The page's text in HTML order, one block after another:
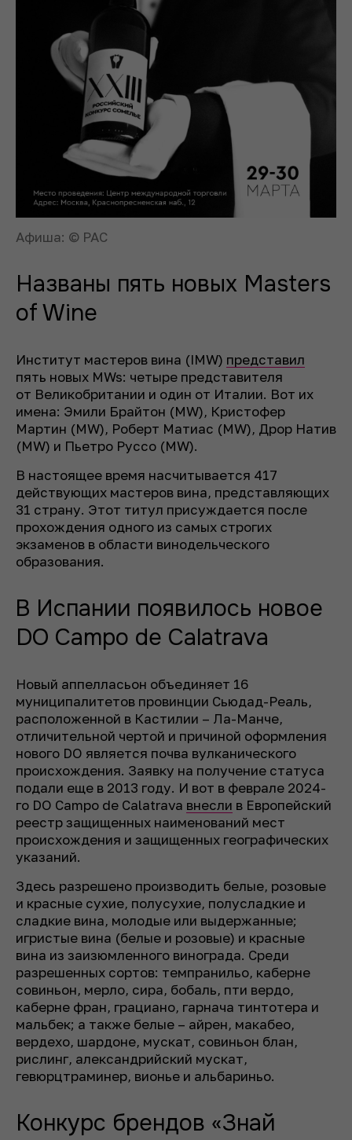
Афиша: © РАС
Названы пять новых Masters
of Wine
Институт мастеров вина (IMW) представил
пять новых MWs: четыре представителя
от Великобритании и один от Италии. Вот их
имена: Эмили Брайтон (MW), Кристофер
Мартин (MW), Роберт Матиас (MW), Дрор Натив
(MW) и Пьетро Руссо (MW).
В настоящее время насчитывается 417
действующих мастеров вина, представляющих
31 страну. Этот титул присуждается после
прохождения одного из самых строгих
экзаменов в области винодельческого
образования.
В Испании появилось новое
DO Campo de Calatrava
Новый аппелласьон объединяет 16
муниципалитетов провинции Сьюдад-Реаль,
расположенной в Кастилии – Ла-Манче,
отличительной чертой и причиной оформления
нового DO является почва вулканического
происхождения. Заявку на получение статуса
подали еще в 2013 году. И вот в феврале 2024-
го DO Campo de Calatrava внесли в Европейский
реестр защищенных наименований мест
происхождения и защищенных географических
указаний.
Здесь разрешено производить белые, розовые
и красные сухие, полусухие, полусладкие и
сладкие вина, молодые или выдержанные;
игристые вина (белые и розовые) и красные
вина из заизюмленного винограда. Среди
разрешенных сортов: темпранильо, каберне
совиньон, мерло, сира, бобаль, пти вердо,
каберне фран, грациано, гарнача тинтотера и
мальбек; а также белые – айрен, макабео,
вердехо, шардоне, мускат, совиньон блан,
рислинг, александрийский мускат,
гевюрцтраминер, вионье и альбариньо.
Конкурс брендов «Знай